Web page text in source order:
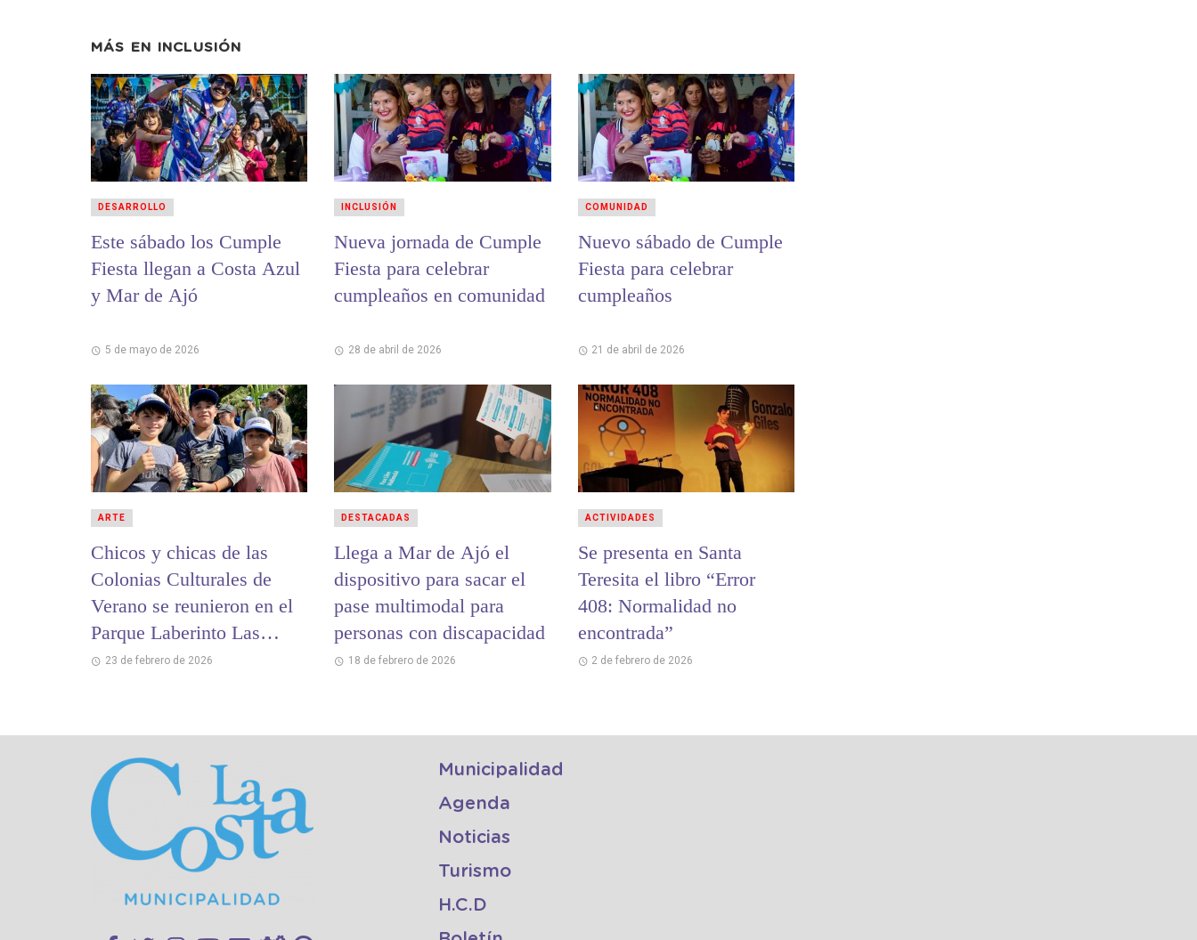
MÁS EN INCLUSIÓN
Este sábado los Cumple
Fiesta llegan a Costa Azul
y Mar de Ajó
5 de mayo de 2026
DESARROLLO
Nueva jornada de Cumple
Fiesta para celebrar
cumpleaños en comunidad
28 de abril de 2026
INCLUSIÓN
Nuevo sábado de Cumple
Fiesta para celebrar
cumpleaños
21 de abril de 2026
COMUNIDAD
Chicos y chicas de las
Colonias Culturales de
Verano se reunieron en el
Parque Laberinto Las
Toninas
23 de febrero de 2026
ARTE
Llega a Mar de Ajó el
dispositivo para sacar el
pase multimodal para
personas con discapacidad
18 de febrero de 2026
DESTACADAS
Se presenta en Santa
Teresita el libro “Error
408: Normalidad no
encontrada”
2 de febrero de 2026
ACTIVIDADES
Municipalidad
Agenda
Noticias
Turismo
H.C.D